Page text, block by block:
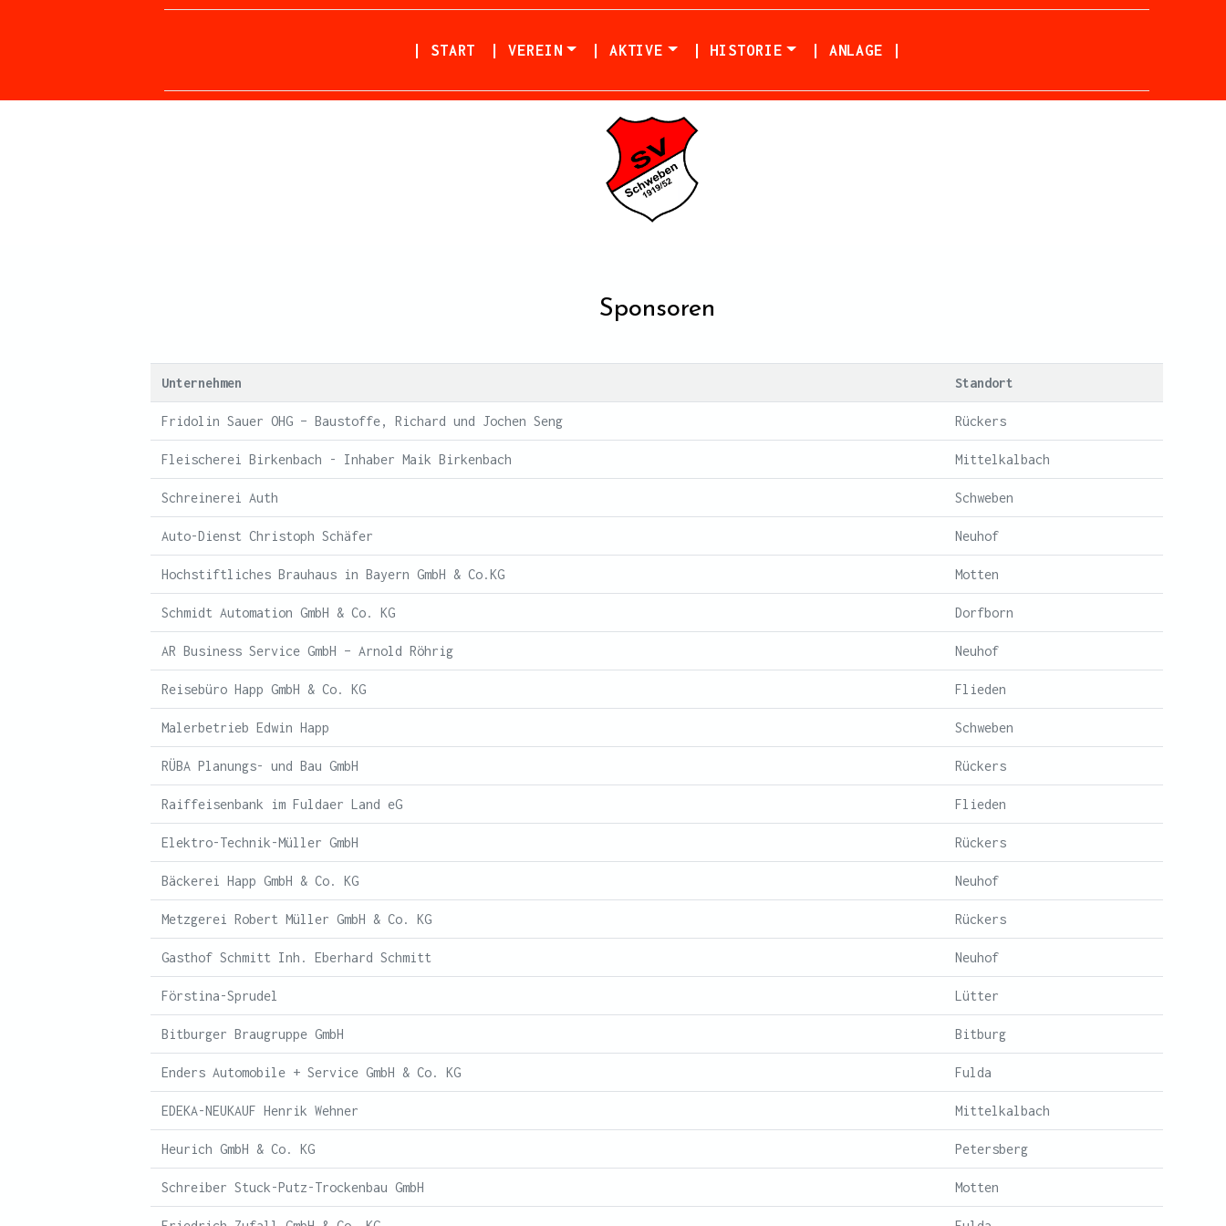
| START | VEREIN | AKTIVE | HISTORIE | ANLAGE |
Sponsoren
Unternehmen Standort
Fridolin Sauer OHG – Baustoffe, Richard und Jochen Seng Rückers
Fleischerei Birkenbach - Inhaber Maik Birkenbach Mittelkalbach
Schreinerei Auth Schweben
Auto-Dienst Christoph Schäfer Neuhof
Hochstiftliches Brauhaus in Bayern GmbH & Co.KG Motten
Schmidt Automation GmbH & Co. KG Dorfborn
AR Business Service GmbH – Arnold Röhrig Neuhof
Reisebüro Happ GmbH & Co. KG Flieden
Malerbetrieb Edwin Happ Schweben
RÜBA Planungs- und Bau GmbH Rückers
Raiffeisenbank im Fuldaer Land eG Flieden
Elektro-Technik-Müller GmbH Rückers
Bäckerei Happ GmbH & Co. KG Neuhof
Metzgerei Robert Müller GmbH & Co. KG Rückers
Gasthof Schmitt Inh. Eberhard Schmitt Neuhof
Förstina-Sprudel Lütter
Bitburger Braugruppe GmbH Bitburg
Enders Automobile + Service GmbH & Co. KG Fulda
EDEKA-NEUKAUF Henrik Wehner Mittelkalbach
Heurich GmbH & Co. KG Petersberg
Schreiber Stuck-Putz-Trockenbau GmbH Motten